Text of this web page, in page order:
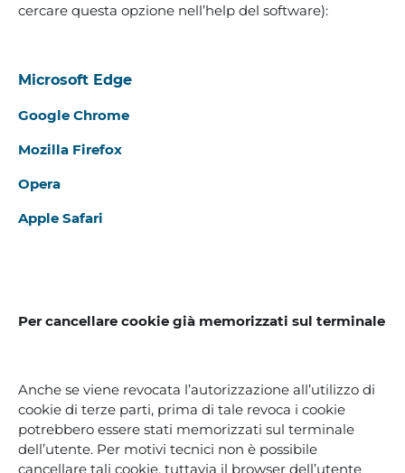
cercare questa opzione nell’help del software):
Microsoft Edge
Google Chrome
Mozilla Firefox
Opera
Apple Safari
Per cancellare cookie già memorizzati sul terminale
Anche se viene revocata l’autorizzazione all’utilizzo di
cookie di terze parti, prima di tale revoca i cookie
potrebbero essere stati memorizzati sul terminale
dell’utente. Per motivi tecnici non è possibile
cancellare tali cookie, tuttavia il browser dell’utente